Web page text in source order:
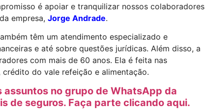
é apoiar e tranquilizar nossos colaboradores
empresa, Jorge Andrade.
têm um atendimento especializado e
e até sobre questões jurídicas. Além disso, a
com mais de 60 anos. Ela é feita nas
crédito do vale refeição e alimentação.
no grupo de WhatsApp da
de seguros. Faça parte clicando aqui.